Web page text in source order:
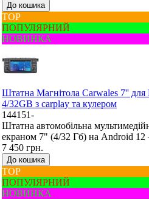
До кошика
ТОР
ПОПУЛЯРНИЙ
НОВИНКА
Штатна Mагнітола Carwales 7''
4/32GB з carplay та кулером
144151-
Штатна автомобільна
екраном 7" (4/32 Гб) на Android
7 450 грн.
До кошика
ТОР
ПОПУЛЯРНИЙ
НОВИНКА